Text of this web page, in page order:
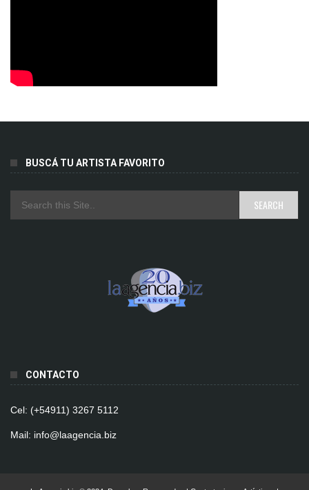
BUSCÁ TU ARTISTA FAVORITO
CONTACTO
Cel: (+54911) 3267 5112
Mail: info@laagencia.biz